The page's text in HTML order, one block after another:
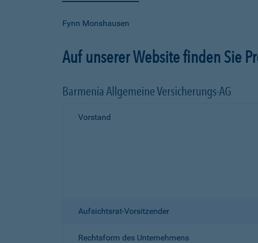
Fynn Monshausen
Auf unserer Website finden Sie
Barmenia Allgemeine Versicherungs-AG
Vorstand
Aufsichtsrat-Vorsitzender
Rechtsform des Unternehmens